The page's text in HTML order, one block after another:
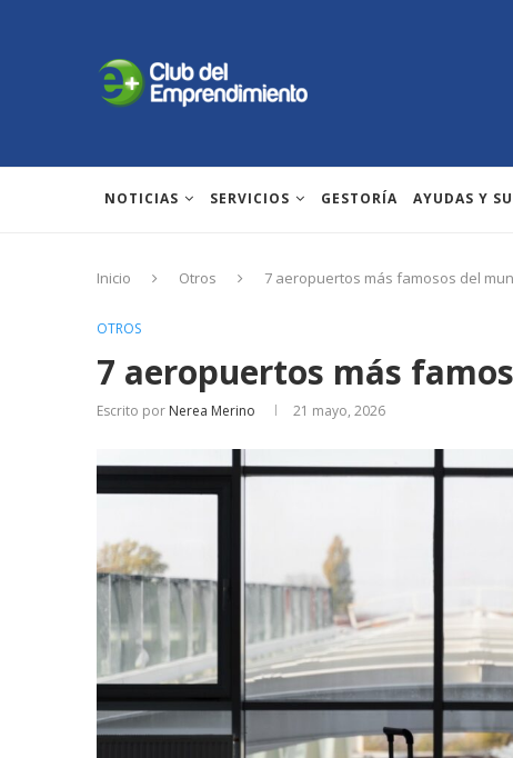
NOTICIAS SERVICIOS GESTORÍA AYUDAS Y
Inicio Otros 7 aeropuertos más famosos del
OTROS
7 aeropuertos más
Escrito por Nerea Merino 21 mayo, 2026